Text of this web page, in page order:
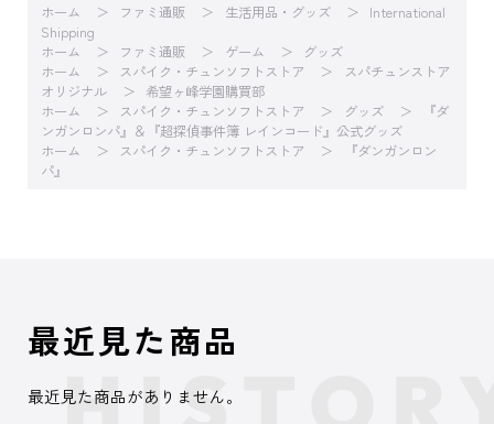
ホーム ファミ通販 生活用品・グッズ
International
Shipping
ホーム
ファミ通販 ゲーム
グッズ
ホーム
スパイク・チュンソフトストア
スパチュンストア
オリジナル
希望ヶ峰学園購買部
ホーム
スパイク・チュンソフトストア グッズ
『ダ
ンガンロンパ』＆『超探偵事件簿 レインコード』公式グッズ
ホーム
スパイク・チュンソフトストア
『ダンガンロン
パ』
最近見た商品
最近見た商品がありません。